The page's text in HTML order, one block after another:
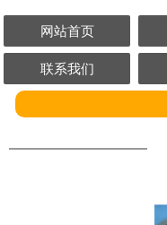
网站首页
联系我们